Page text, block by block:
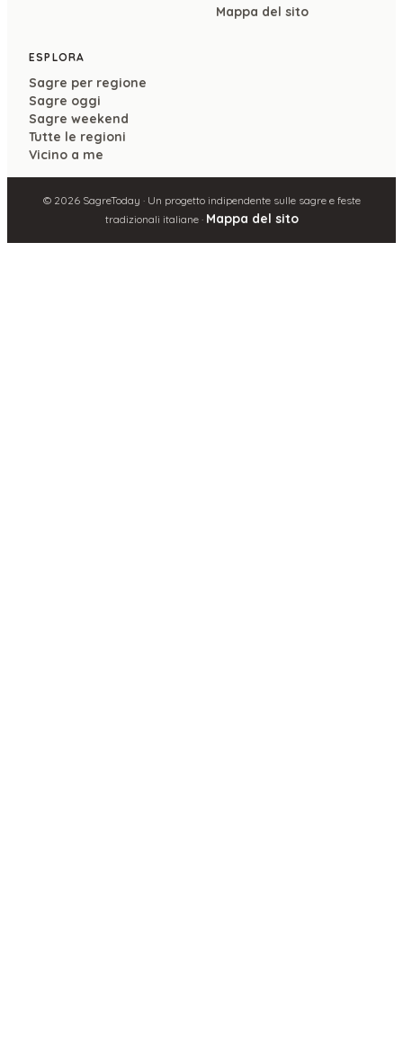
Mappa del sito
ESPLORA
Sagre per regione
Sagre oggi
Sagre weekend
Tutte le regioni
Vicino a me
© 2026SagreToday · Un progetto indipendente sulle sagre e feste
tradizionali italiane · Mappa del sito